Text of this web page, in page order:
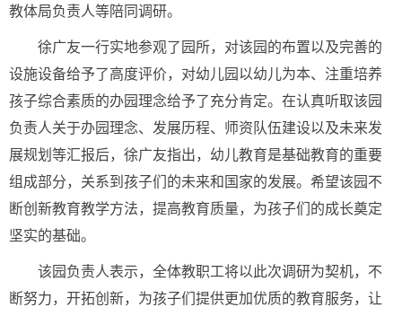
教体局负责人等陪同调研。
徐广友一行实地参观了园所，对该园的布置以及完善的
设施设备给予了高度评价，对幼儿园以幼儿为本、注重培养
孩子综合素质的办园理念给予了充分肯定。在认真听取该园
负责人关于办园理念、发展历程、师资队伍建设以及未来发
展规划等汇报后，徐广友指出，幼儿教育是基础教育的重要
组成部分，关系到孩子们的未来和国家的发展。希望该园不
断创新教育教学方法，提高教育质量，为孩子们的成长奠定
坚实的基础。
该园负责人表示，全体教职工将以此次调研为契机，不
断努力，开拓创新，为孩子们提供更加优质的教育服务，让